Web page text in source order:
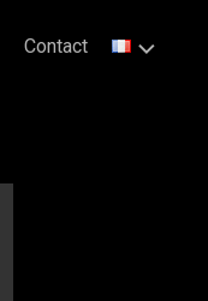
Contact